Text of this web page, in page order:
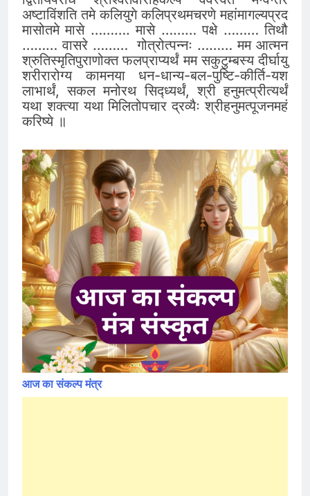
अष्टाविंशति तमे कलियुगे कलिप्रथमचरणे महांमागल्यप्रद
मासोतमे मासे ………. मासे ……… पक्षे ……… तिथौ
……… वासरे ……… गोत्रोत्पन्नः ……… मम आत्मन
श्रुतिस्मृतिपुराणोक्त फलप्राप्यर्थं मम सकुटुम्बस्य दीर्घायु
शरीरारोग्य कामनया धन-धान्य-बल-पुष्टि-कीर्ति-यश
लाभार्थं, सकल मनोरथ सिद्ध्यर्थं, श्री हनुमत्प्रीत्यर्थं
यथा शक्त्या यथा मिलितोपचार द्रव्यैः श्रीहनुमत्पूजनमहं
करिष्ये ॥
आज का संकल्प मंत्र